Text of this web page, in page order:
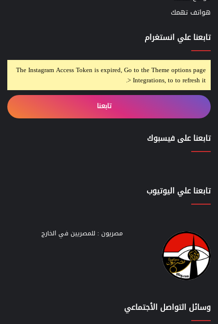
هواتف تهمك
تابعنا علي انستغرام
The Instagram Access Token is expired, Go to the Theme options page
> Integrations, to to refresh it.
تابعنا
تابعنا على فيسبوك
تابعنا علي اليوتيوب
مصريون : للمصريين في الخارج
وسائل التواصل الأجتماعي